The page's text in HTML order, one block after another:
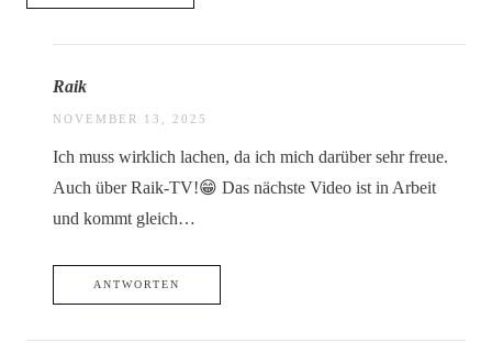
Raik
NOVEMBER 13, 2025
Ich muss wirklich lachen, da ich mich darüber sehr freue.
Auch über Raik-TV!😁 Das nächste Video ist in Arbeit
und kommt gleich…
ANTWORTEN